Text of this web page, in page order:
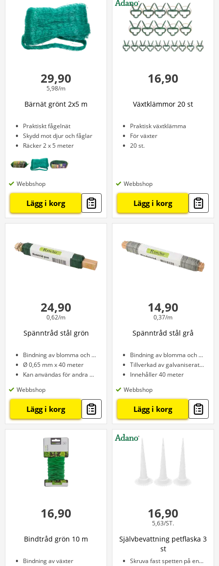
29,90
5,98/m
Bärnät grönt 2x5 m
Praktiskt fågelnät
Skydd mot djur och fåglar
Räcker 2 x 5 meter
Webbshop
Lägg i korg
16,90
Växtklämmor 20 st
Praktisk växtklämma
För växter
20 st.
Webbshop
Lägg i korg
24,90
0,62/m
Spänntråd stål grön
Bindning av blomma och växt
Ø 0,65 mm x 40 meter
Kan användas för andra ändamål
Webbshop
Lägg i korg
14,90
0,37/m
Spänntråd stål grå
Bindning av blomma och växt
Tillverkad av galvaniserat stål
Innehåller 40 meter
Webbshop
Lägg i korg
16,90
Bindtråd grön 10 m
Bindning av växter
16,90
5,63/ST.
Självbevattning petflaska 3
st
Skruva fast spetten på en flaska